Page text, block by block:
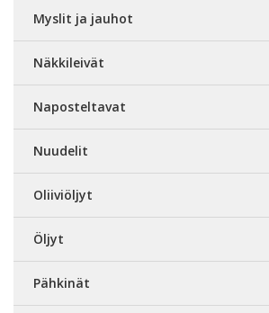
Myslit ja jauhot
Näkkileivät
Naposteltavat
Nuudelit
Oliiviöljyt
Öljyt
Pähkinät